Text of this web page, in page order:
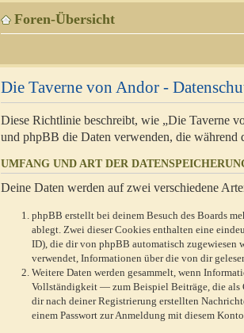
Foren-Übersicht
Die Taverne von Andor -
Diese Richtlinie beschreibt, wie „Die Taverne
und phpBB die Daten verwenden, die während
UMFANG UND ART DER
Deine Daten werden auf zwei verschiedene
phpBB erstellt bei deinem Besuch des Boards
ablegt. Zwei dieser Cookies enthalten eine
ID), die dir von phpBB automatisch zugewiesen
verwendet, Informationen über die von dir
Weitere Daten werden gesammelt, wenn
Vollständigkeit — zum Beispiel Beiträge, die als
dir nach deiner Registrierung erstellten
einem Passwort zur Anmeldung mit diesem